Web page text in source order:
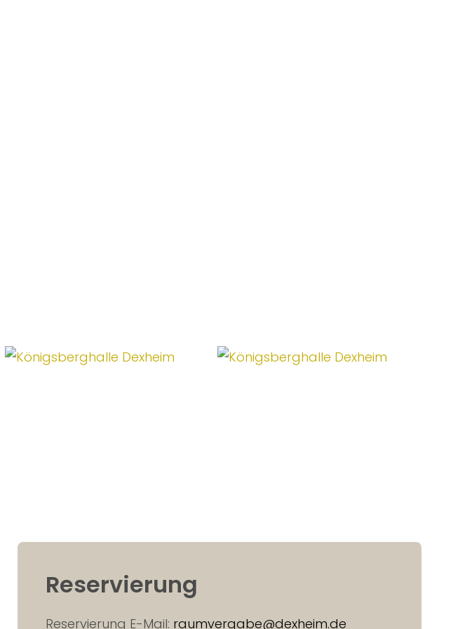
Reservierung
Reservierung E-Mail: raumvergabe@dexheim.de